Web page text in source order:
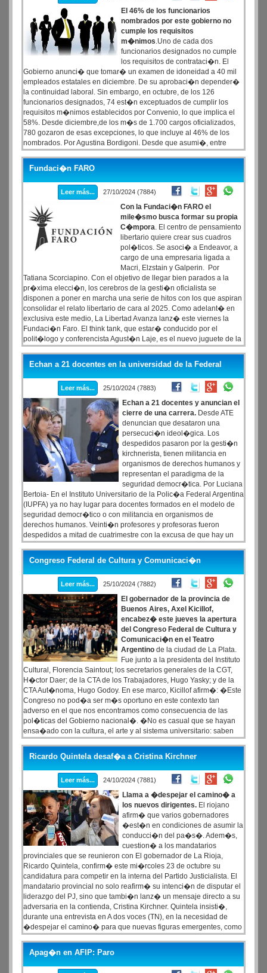
El 46% de los funcionarios
nombrados por este gobierno no
cumple los requisitos
m�nimos.Uno de cada dos
funcionarios designados no cumple
los requisitos de contrataci�n. El
Gobierno anunci� que tomar� un examen de idoneidad a 40 mil
empleados estatales en diciembre. De su aprobaci�n depender�
la continuidad laboral. Sin embargo, en octubre, de los 126
funcionarios designados, 74 est�n exceptuados de cumplir los
requisitos m�nimos establecidos por Convenio, lo que implica el
58%. Desde diciembre,de los m�s de 1.700 cargos oficializados,
780 gozaron de esas excepciones, lo que incluye al 46% de los
nombrados. Por Agustina Bordigoni. Desde que asumi�, entre
designaciones, renuncias y reemplazos, el Gobierno public� m�s
de 1700 nombramientos.
Fundaci�n FARO
Leer más... 27/10/2024 (7884)
Con la Fundaci�n FARO el
mile�smo busca formar su propia
C�mpora. El centro de pensamiento
libertario quiere crear sus cuadros
pol�ticos. Se asoci� a Endeavor, a
cargo de una empresaria ligada a
Macri, Elzstain y Galperin. Por
Tatiana Scorciapino. Con el objetivo de llegar bien parados a la
pr�xima elecci�n, los cerebros de la gesti�n oficialista se
disponen a poner en marcha una serie de hitos con los que aspiran
consolidar el relato libertario de cara al 2025. Como adelant� en
exclusiva este medio, La Libertad Avanza lanz� este viernes la
Fundaci�n Faro. El think tank, que estar� conducido por el
polit�logo y conferencista Agust�n Laje, es el nuevo juguete de la
conducci�n libertaria -con arraigo en el asesor todoterreno,
Santiago Caputo- con el que se dispondr�n a dar la siempre bien
ponderada batalla cultural. Entre las actividades que se desglosan
en la web oficial de la fundaci�n, se encuentra el dictado de cursos
de conducci�n pol�tica y seminarios para emprendedores.
Echan a 21 docentes en la universidad de la Federal
Leer más... 25/10/2024 (7883)
Echan a 21 docentes y anuncian el
cierre de una carrera. Desde ATE
denuncian que desataron una
persecuci�n ideol�gica. Los
despedidos pasaron por la gesti�n
kirchnerista, tienen militancia en
organismos de derechos humanos y
representan el paradigma de la
seguridad democr�tica. Por Luciana
Bertoia- En el Instituto Universitario de la Polic�a Federal Argentina
(IUPFA) ya no hay lugar para docentes formados en el modelo de
seguridad democr�tico o con militancia en organismos de
derechos humanos. Veinti�n profesores y profesoras fueron
despedidos a mitad de cuatrimestre con la excusa de que hay un
cambio de paradigma en marcha impulsado desde el Ministerio de
Seguridad que conduce Patricia Bullrich. Desde la Asociaci�n de
Trabajadores del Estado (ATE) denunciaron que se trata de una
persecuci�n ideol�gica y le reclamaron al jefe de la PFA, Luis
Alejandro Roll� �que hab�a quedado en el ojo de la tormenta
despu�s de que una nena de diez a�os fue gaseada en una
marcha en Congreso�, que deje sin efecto la decisi�n.
Congreso Federal de Cultura y Comunicaci�n
Leer más... 25/10/2024 (7882)
El gobernador de la provincia de
Buenos Aires, Axel Kicillof,
encabez� este jueves la apertura
del Congreso Federal de Cultura y
Comunicaci�n en el Teatro
Argentino de la ciudad de La Plata.
Fue junto a la presidenta del Instituto
Cultural, Florencia Saintout; los secretarios generales de la CGT,
H�ctor Daer; de la CTA de los Trabajadores, Hugo Yasky; y de la
CTA Aut�noma, Hugo Godoy. En ese marco, Kicillof afirm�: �Este
Congreso no pod�a ser m�s oportuno en este contexto tan
adverso en el que nos encontramos como consecuencia de las
pol�ticas del Gobierno nacional�. �No es casual que se hayan
ensa�ado con la cultura, el arte y al sistema universitario: saben
bien que, si estas instituciones permanecen s�lidas, no van a
poder doblegar nuestra identidad y nuestro sentido de
soberan�a�, subray�.
Ricardo Quintela desaf�a a Cristina Kirchner
Leer más... 24/10/2024 (7881)
Llama a �despejar el camino� a
los nuevos dirigentes. El riojano
afirm� que varios gobernadores
�est�n en condiciones de asumir la
conducci�n del pa�s�. Adem�s,
cuestion� a los mandatarios
provinciales que se reunieron con El gobernador de La Rioja,
Ricardo Quintela, confirm� este mi�rcoles 23 de octubre su
candidatura para competir en la interna del Partido Justicialista. El
mandatario provincial no solo reafirm� su intenci�n de disputar el
liderazgo del PJ, sino que tambi�n lanz� un mensaje directo a su
adversaria en la contienda, Cristina Kirchner. Quintela insisti�,
durante una entrevista en A dos voces (TN), en la necesidad de
�despejar el camino� para que nuevas figuras emergentes, como
el gobernador bonaerense o cualquier otro con condiciones de
asumir la conducci�n del pa�s, puedan tener un papel destacado
en la pol�tica nacional.
Apag�n en AFIP: Paro